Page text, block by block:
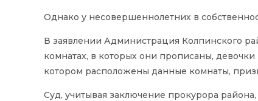
Однако у несовершеннолетних в
В заявлении Администрация Колпинского
комнатах, в которых они прописаны,
котором расположены данные комнаты,
Суд, учитывая заключение прокурора